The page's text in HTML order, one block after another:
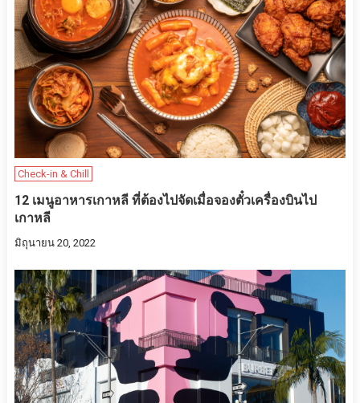
Check-in & Chill
12 เมนูอาหารเกาหลี ที่ต้องไปจัดเมื่อจองตั๋วเครื่องบินไป
เกาหลี
มิถุนายน 20, 2022